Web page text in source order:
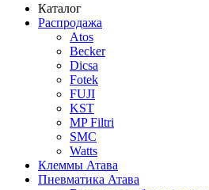
Каталог
Распродажа
Atos
Becker
Dicsa
Fotek
FUJI
KST
MP Filtri
SMC
Watts
Клеммы Атава
Пневматика Атава